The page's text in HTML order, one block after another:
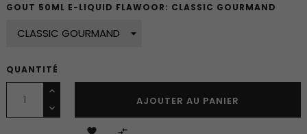
GOUT 50ML E-LIQUID FLAWOOR: CLASSIC GOURMAND
QUANTITÉ
AJOUTER AU PANIER
 